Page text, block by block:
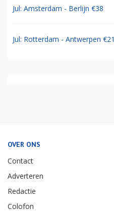
Jul: Amsterdam - Berlijn €38
Jul: Rotterdam - Antwerpen €21
OVER ONS
Contact
Adverteren
Redactie
Colofon